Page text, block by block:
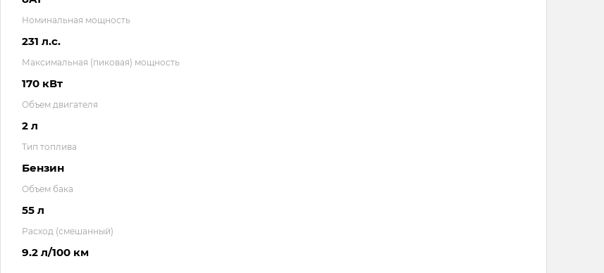
Номинальная мощность
231 л.с.
Максимальная (пиковая) мощность
170 кВт
Объем двигателя
2 л
Тип топлива
Бензин
Объем бака
55 л
Расход (смешанный)
9.2 л/100 км